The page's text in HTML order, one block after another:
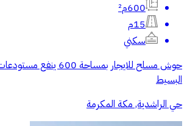
600م²
15م
سكني
البسيط
حي الراشدية, مكة المكرمة